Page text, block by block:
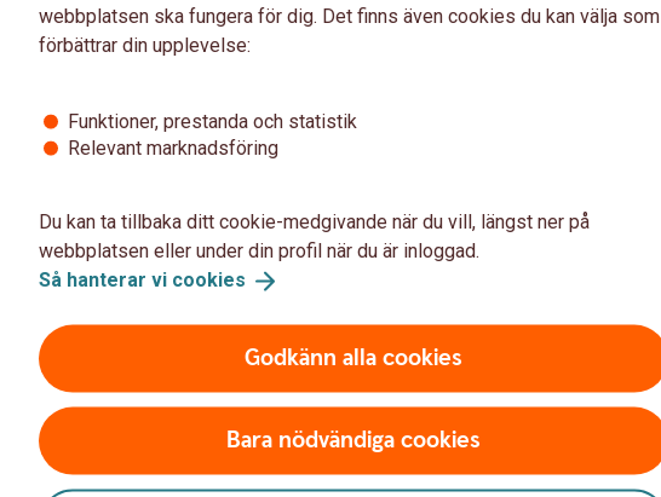
av andra kvartalet
utan att ta fart
och högre kostnadstryck
trögare i tjänstesektorn
webbplatsen ska fungera för dig. Det finns även cookies du kan välja som
förbättrar din upplevelse:
Funktioner, prestanda och statistik
Relevant marknadsföring
Du kan ta tillbaka ditt cookie-medgivande när du vill, längst ner på
webbplatsen eller under din profil när du är inloggad.
Så hanterar vi cookies
Godkänn alla cookies
Bara nödvändiga cookies